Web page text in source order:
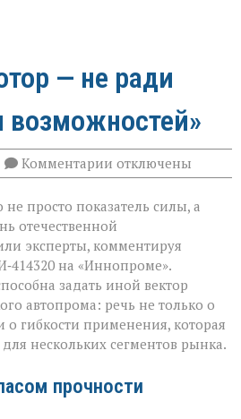
— не ради
возможностей»
Комментарии к
записи
мотор — не
ради
а
ради
возможностей»
отключены
не просто показатель силы, а
отечественной
эксперты, комментируя
на «Иннопроме».
задать иной вектор
автопрома: речь не только о
гибкости применения, которая
нескольких сегментов рынка.
прочности